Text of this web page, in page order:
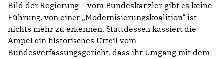
Bild der Regierung – vom Bundeskanzler gibt es keine
Führung, von einer „Modernisierungskoalition“ ist
nichts mehr zu erkennen. Stattdessen kassiert die
Ampel ein historisches Urteil vom
Bundesverfassungsgericht, dass ihr Umgang mit dem